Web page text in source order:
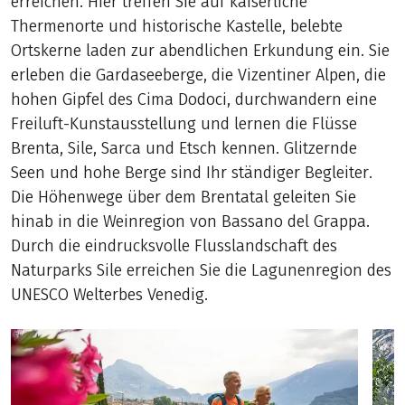
Thermenorte und historische Kastelle, belebte
Ortskerne laden zur abendlichen Erkundung ein. Sie
erleben die Gardaseeberge, die Vizentiner Alpen, die
hohen Gipfel des Cima Dodoci, durchwandern eine
Freiluft-Kunstausstellung und lernen die Flüsse
Brenta, Sile, Sarca und Etsch kennen. Glitzernde
Seen und hohe Berge sind Ihr ständiger Begleiter.
Die Höhenwege über dem Brentatal geleiten Sie
hinab in die Weinregion von Bassano del Grappa.
Durch die eindrucksvolle Flusslandschaft des
Naturparks Sile erreichen Sie die Lagunenregion des
UNESCO Welterbes Venedig.